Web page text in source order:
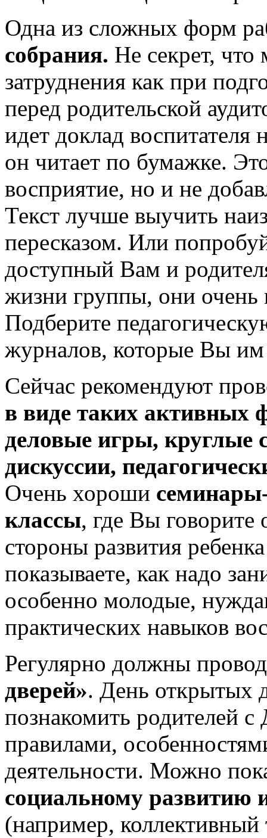
Одна из сложных форм
собрания. Не секрет,
затруднения как при
перед родительской
идет доклад
он читает по бумажке.
восприятие, но и не
Текст лучше выучить
пересказом. Или
доступный Вам и
жизни группы, они очень
Подберите
журналов, которые Вы им
Сейчас рекомендуют
в виде таких активных
деловые игры, круглые
дискуссии,
Очень хороши
классы, где Вы говорите
стороны развития
показываете, как надо
особенно молодые,
практических навыков
Регулярно должны
дверей». День открытых
познакомить родителей
правилами,
деятельности. Можно
социальному
(например, коллективный